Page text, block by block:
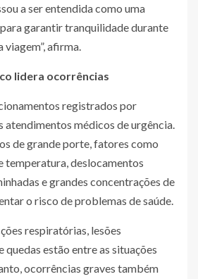
a ser entendida como uma
garantir tranquilidade durante
viagem”, afirma.
lidera ocorrências
registrados por
atendimentos médicos de urgência.
de grande porte, fatores como
temperatura, deslocamentos
e grandes concentrações de
o risco de problemas de saúde.
respiratórias, lesões
quedas estão entre as situações
ocorrências graves também